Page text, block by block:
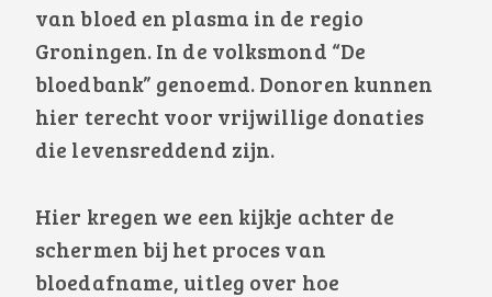
van bloed en plasma in de regio
Groningen. In de volksmond “De
bloedbank” genoemd. Donoren kunnen
hier terecht voor vrijwillige donaties
die levensreddend zijn.
Hier kregen we een kijkje achter de
schermen bij het proces van
bloedafname, uitleg over hoe